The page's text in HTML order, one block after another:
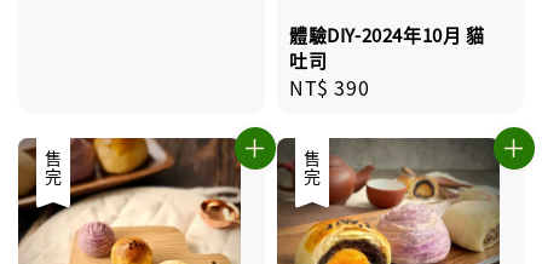
體驗DIY-2024年10月 貓
吐司
Regular
NT$ 390
售完 售完